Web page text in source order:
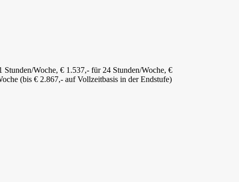
Woche, € 1.537,- für 24 Stunden/Woche, €
(bis € 2.867,- auf Vollzeitbasis in der Endstufe)